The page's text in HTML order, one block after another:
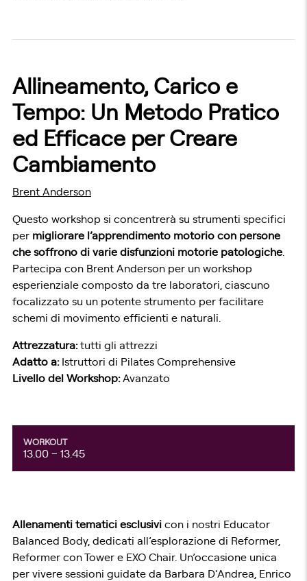
Allineamento, Carico e
Tempo: Un Metodo Pratico
ed Efficace per Creare
Cambiamento
Brent Anderson
Questo workshop si concentrerà su strumenti specifici
per migliorare l’apprendimento motorio con persone
che soffrono di varie disfunzioni motorie patologiche.
Partecipa con Brent Anderson per un workshop
esperienziale composto da tre laboratori, ciascuno
focalizzato su un potente strumento per facilitare
schemi di movimento efficienti e naturali.
Attrezzatura:tutti gli attrezzi
Adatto a:Istruttori di Pilates Comprehensive
Livello del Workshop:Avanzato
WORKOUT
13.00 – 13.45
Allenamenti tematici esclusivi con i nostri Educator
Balanced Body, dedicati all’esplorazione di Reformer,
Reformer con Tower e EXO Chair. Un’occasione unica
per vivere sessioni guidate da Barbara D’Andrea, Enrico